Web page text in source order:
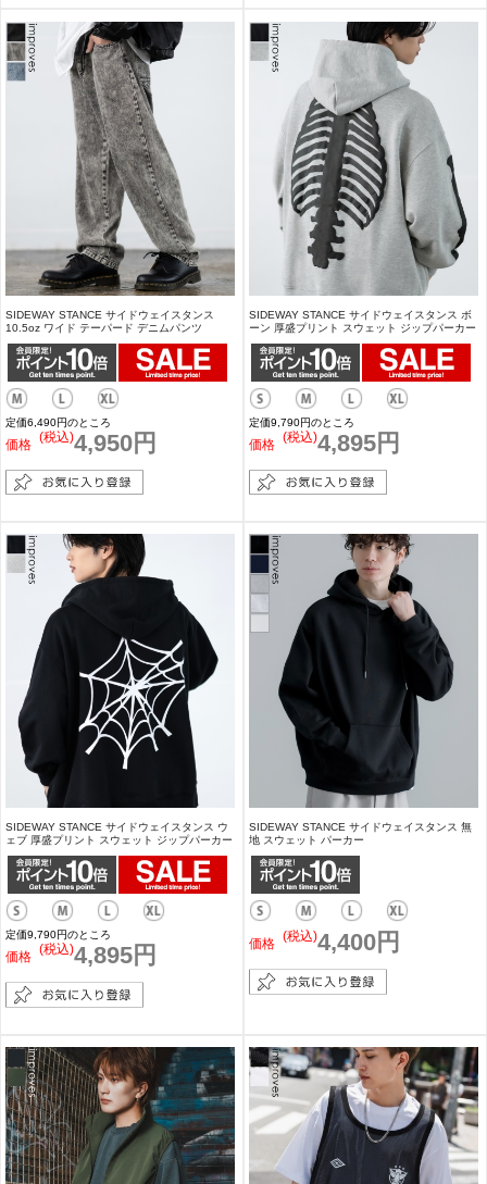
SIDEWAY STANCE サイドウェイスタンス
10.5oz ワイド テーパード デニムパンツ
定価6,490円のところ
価格 4,950円
(税込)
SIDEWAY STANCE サイドウェイスタンス ボ
ーン 厚盛プリント スウェット ジップパーカー
定価9,790円のところ
価格 4,895円
(税込)
SIDEWAY STANCE サイドウェイスタンス ウ
ェブ 厚盛プリント スウェット ジップパーカー
定価9,790円のところ
価格 4,895円
(税込)
SIDEWAY STANCE サイドウェイスタンス 無
地 スウェット パーカー
価格 4,400円
(税込)